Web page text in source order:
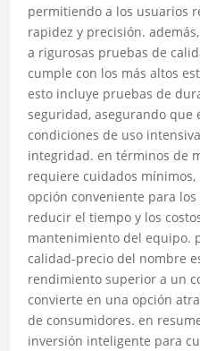
permitiendo a los usuarios
rapidez y precisión.
a rigurosas pruebas de
cumple con los más altos
esto incluye pruebas de
seguridad, asegurando
condiciones de uso
integridad. en términos de
requiere cuidados
opción conveniente para
reducir el tiempo y los
mantenimiento del equipo.
calidad-precio del nombre
rendimiento superior a un
convierte en una opción
de consumidores. en
inversión inteligente para